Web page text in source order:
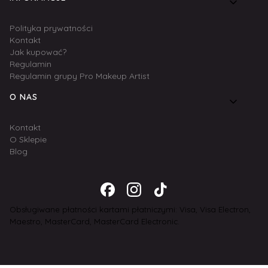
Polityka prywatności
Kontakt
Jak kupować?
Regulamin
Regulamin grupy Pro Makeup Artist
O NAS
Kontakt
O Sklepie
Blog
Obsługiwane płatności kartami płatniczymi: Visa, Visa Electron,
Maestro, MasterCard, MasterCard Electronic.